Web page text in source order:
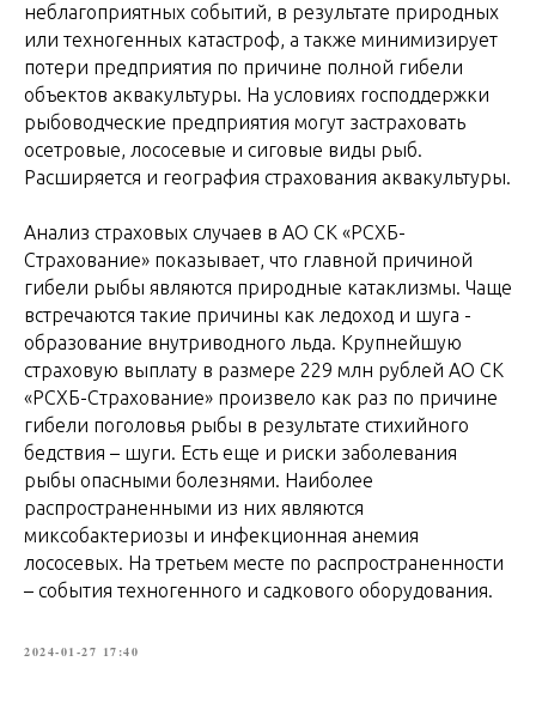
неблагоприятных событий, в результате природных
или техногенных катастроф, а также минимизирует
потери предприятия по причине полной гибели
объектов аквакультуры. На условиях господдержки
рыбоводческие предприятия могут застраховать
осетровые, лососевые и сиговые виды рыб.
Расширяется и география страхования аквакультуры.
Анализ страховых случаев в АО СК «РСХБ-
Страхование» показывает, что главной причиной
гибели рыбы являются природные катаклизмы. Чаще
встречаются такие причины как ледоход и шуга -
образование внутриводного льда. Крупнейшую
страховую выплату в размере 229 млн рублей АО СК
«РСХБ-Страхование» произвело как раз по причине
гибели поголовья рыбы в результате стихийного
бедствия – шуги. Есть еще и риски заболевания
рыбы опасными болезнями. Наиболее
распространенными из них являются
миксобактериозы и инфекционная анемия
лососевых. На третьем месте по распространенности
– события техногенного и садкового оборудования.
2024-01-27 17:40